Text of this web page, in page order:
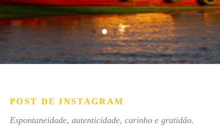
POST DE INSTAGRAM
Espontaneidade, autenticidade, carinho e gratidão.